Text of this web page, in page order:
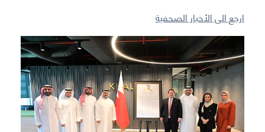
ارجع الى الأخبار الصحفية